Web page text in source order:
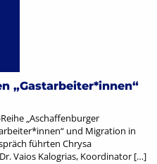
„Gastarbeiter*innen“
„Aschaffenburger
und Migration in
führten Chrysa
Vaios Kalogrias, Koordinator […]